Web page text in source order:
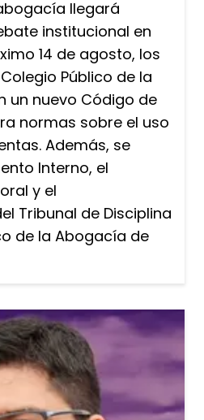
llegará
institucional en
14 de agosto, los
Público de la
un nuevo Código de
normas sobre el uso
Además, se
Interno, el
y el
Tribunal de Disciplina
de la Abogacía de